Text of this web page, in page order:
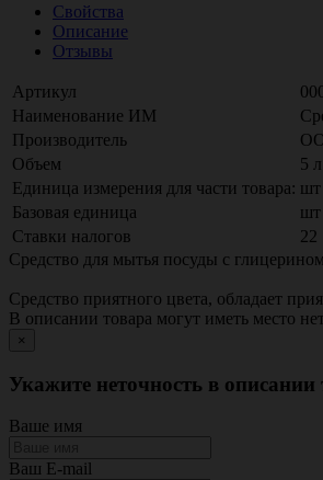
Свойства
Описание
Отзывы
Артикул
Наименование ИМ
Производитель
Объем
5 л
Единица измерения для части товара: шт
Базовая единица
шт
Ставки налогов
22
Средство для мытья посуды с
Средство приятного цвета, обладает
В описании товара могут иметь место
×
Укажите неточность в описании
Ваше имя
Ваш E-mail